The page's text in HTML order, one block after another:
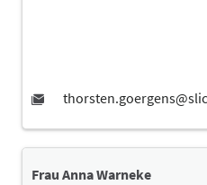
Frau Anna Warneke